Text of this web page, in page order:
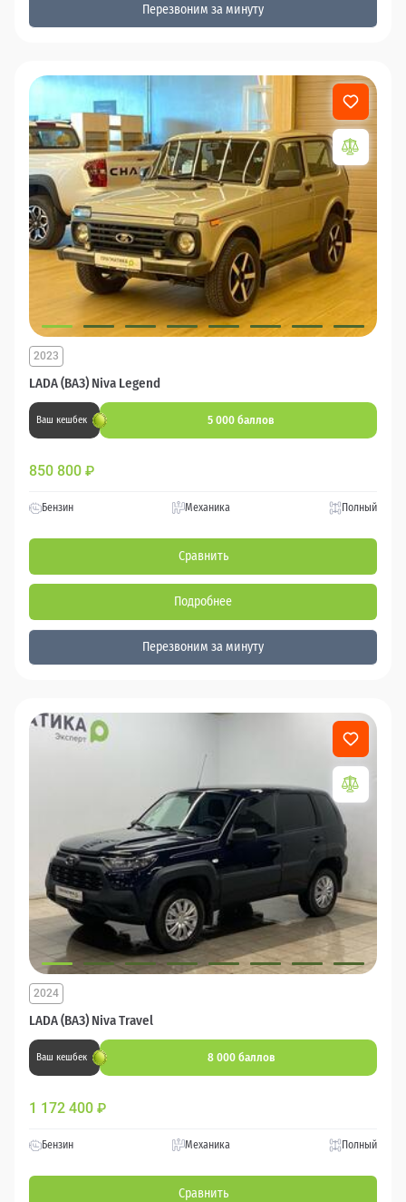
Перезвоним за минуту
LADA (ВАЗ) Niva Legend
2023
Ваш кешбек 5 000 баллов
850 800 ₽
Бензин Механика Полный
Сравнить
Подробнее
Перезвоним за минуту
LADA (ВАЗ) Niva Travel
2024
Ваш кешбек 8 000 баллов
1 172 400 ₽
Бензин Механика Полный
Сравнить